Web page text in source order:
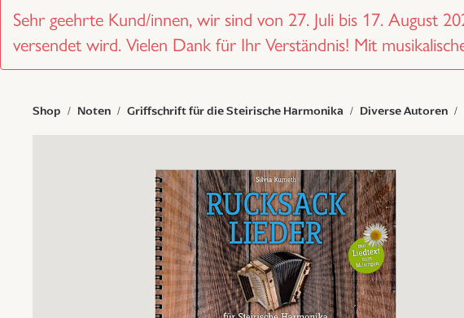
Sehr geehrte Kund/innen, wir sind von 27. Juli bis 17. August
versendet wird. Vielen Dank für Ihr Verständnis! Mit
Shop Noten Griffschrift für die Steirische Harmonika Diverse Autoren